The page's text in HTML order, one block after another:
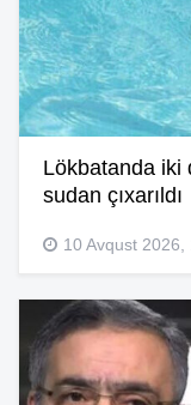
Lökbatanda iki
sudan çıxarıldı
10 Avqust 2026,